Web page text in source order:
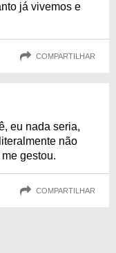
já vivemos e
COMPARTILHAR
eu nada seria,
não
gestou.
COMPARTILHAR